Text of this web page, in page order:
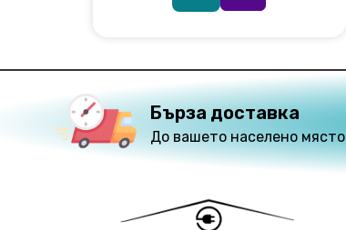
Бърза доставка
До вашето населено място